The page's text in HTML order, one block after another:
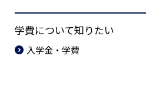
学費について知りたい
入学金・学費